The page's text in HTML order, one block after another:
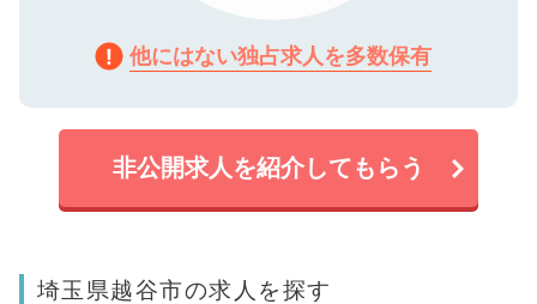
他にはない独占求人を多数保有
非公開求人を紹介してもらう
埼玉県越谷市の求人を探す